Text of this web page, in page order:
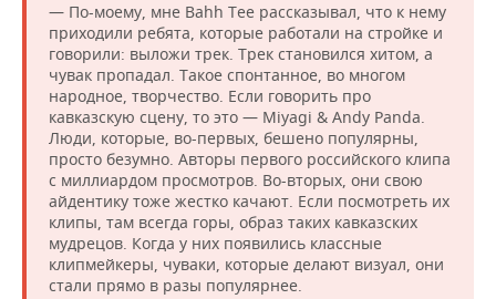
— По-моему, мне Bahh Tee рассказывал, что к нему
приходили ребята, которые работали на стройке и
говорили: выложи трек. Трек становился хитом, а
чувак пропадал. Такое спонтанное, во многом
народное, творчество. Если говорить про
кавказскую сцену, то это — Miyagi & Andy Panda.
Люди, которые, во-первых, бешено популярны,
просто безумно. Авторы первого российского клипа
с миллиардом просмотров. Во-вторых, они свою
айдентику тоже жестко качают. Если посмотреть их
клипы, там всегда горы, образ таких кавказских
мудрецов. Когда у них появились классные
клипмейкеры, чуваки, которые делают визуал, они
стали прямо в разы популярнее.